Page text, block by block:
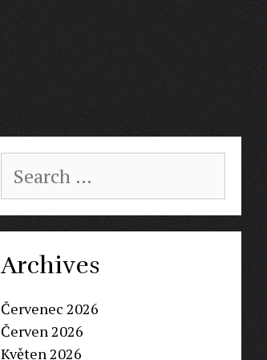
for:
Archives
Červenec 2026
Červen 2026
Květen 2026